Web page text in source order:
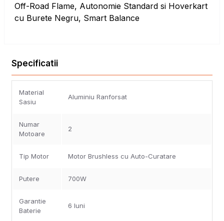
Off-Road Flame, Autonomie Standard si Hoverkart
cu Burete Negru, Smart Balance
Specificatii
Material
Sasiu
Aluminiu Ranforsat
Numar
Motoare
2
Tip Motor Motor Brushless cu Auto-Curatare
Putere 700W
Garantie
Baterie
6 luni